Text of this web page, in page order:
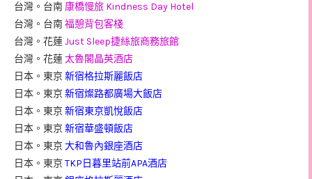
台灣。台南 康橋慢旅 Kindness Day Hotel
台灣。台南福憩背包客棧
台灣。花蓮Just Sleep捷絲旅商務旅館
台灣。花蓮太魯閣晶英酒店
日本。東京新宿格拉斯麗飯店
日本。東京新宿燦路都廣場大飯店
日本。東京新宿東京凱悅飯店
日本。東京新宿華盛頓飯店
日本。東京大和魯內銀座酒店
日本。東京TKP日暮里站前APA酒店